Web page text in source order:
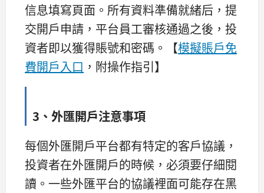
信息填寫頁面。所有資料準備就緒后，提
交開戶申請，平台員工審核通過之後，投
資者即以獲得賬號和密碼。【模擬賬戶免
費開戶入口 ，附操作指引】
3、外匯開戶注意事項
每個外匯開戶平台都有特定的客戶協議，
投資者在外匯開戶的時候，必須要仔細閱
讀。一些外匯平台的協議裡面可能存在黑